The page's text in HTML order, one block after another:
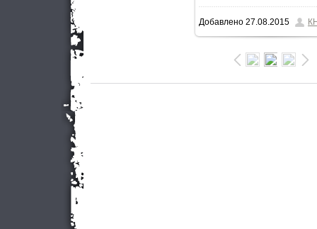
533x800/ 73.4Kb
Добавлено 27.08.2015